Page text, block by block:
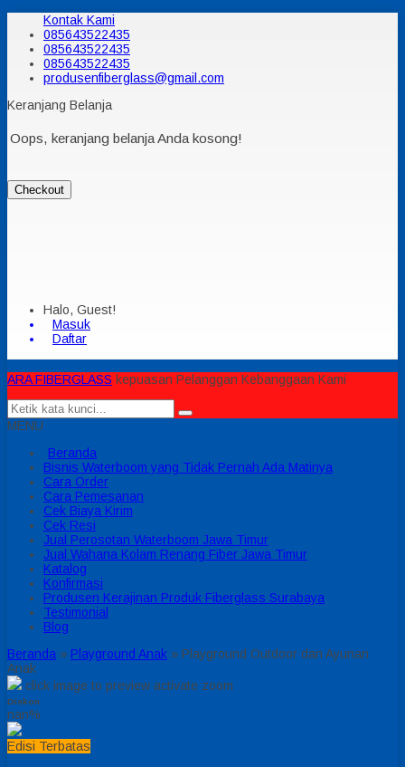
Kontak Kami
085643522435
085643522435
085643522435
produsenfiberglass@gmail.com
Keranjang Belanja
Oops, keranjang belanja Anda kosong!
Checkout
Halo, Guest!
Masuk
Daftar
ARA FIBERGLASS kepuasan Pelanggan Kebanggaan Kami
MENU
Beranda
Bisnis Waterboom yang Tidak Pernah Ada Matinya
Cara Order
Cara Pemesanan
Cek Biaya Kirim
Cek Resi
Jual Perosotan Waterboom Jawa Timur
Jual Wahana Kolam Renang Fiber Jawa Timur
Katalog
Konfirmasi
Produsen Kerajinan Produk Fiberglass Surabaya
Testimonial
Blog
Beranda » Playground Anak » Playground Outdoor dan Ayunan
Anak
click image to preview activate zoom
Diskon
nan%
Edisi Terbatas